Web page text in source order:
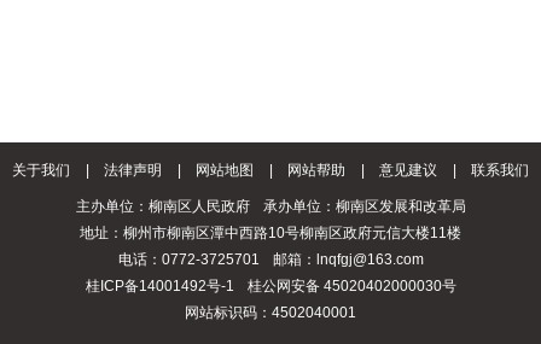
关于我们 法律声明 网站地图 网站帮助 意见建议 联系我们
主办单位：柳南区人民政府
承办单位：柳南区发展和改革局
地址：柳州市柳南区潭中西路10号柳南区政府元信大楼11楼
电话：0772-3725701
邮箱：lnqfgj@163.com
桂ICP备14001492号-1
桂公网安备 45020402000030号
网站标识码：4502040001